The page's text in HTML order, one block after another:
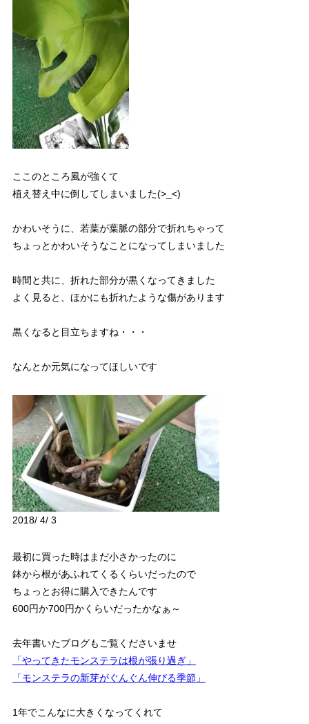
ここのところ風が強くて
植え替え中に倒してしまいました(>_<)
かわいそうに、若葉が葉脈の部分で折れちゃって
ちょっとかわいそうなことになってしまいました
時間と共に、折れた部分が黒くなってきました
よく見ると、ほかにも折れたような傷があります
黒くなると目立ちますね・・・
なんとか元気になってほしいです
2018/ 4/ 3
最初に買った時はまだ小さかったのに
鉢から根があふれてくるくらいだったので
ちょっとお得に購入できたんです
600円か700円かくらいだったかなぁ～
去年書いたブログもご覧くださいませ
「やってきたモンステラは根が張り過ぎ」
「モンステラの新芽がぐんぐん伸びる季節」
1年でこんなに大きくなってくれて